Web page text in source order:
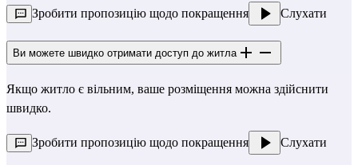
Зробити пропозицію щодо покращення Слухати
Ви можете швидко отримати доступ до житла
Якщо житло є вільним, ваше розміщення можна здійснити
швидко.
Зробити пропозицію щодо покращення Слухати